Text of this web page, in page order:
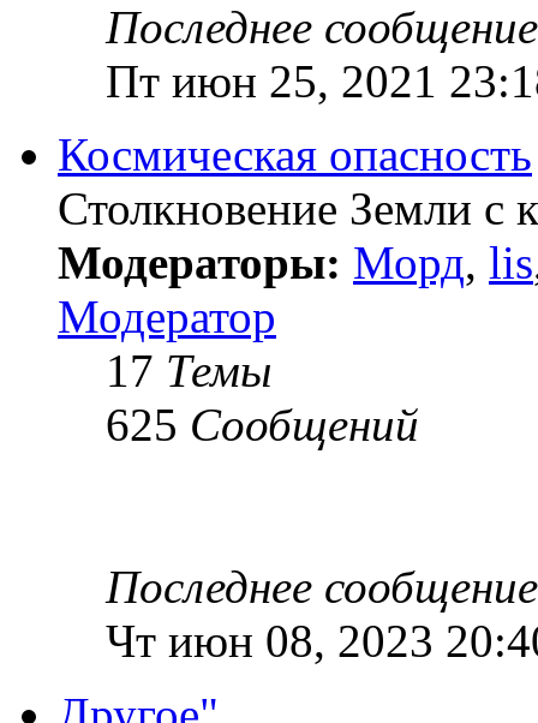
Последнее сообщение
Пт июн 25, 2021
Космическая опасность
Столкновение Земли с
Модераторы: Морд, lis
Модератор
17 Темы
625 Сообщений
Последнее сообщение
Чт июн 08, 2023